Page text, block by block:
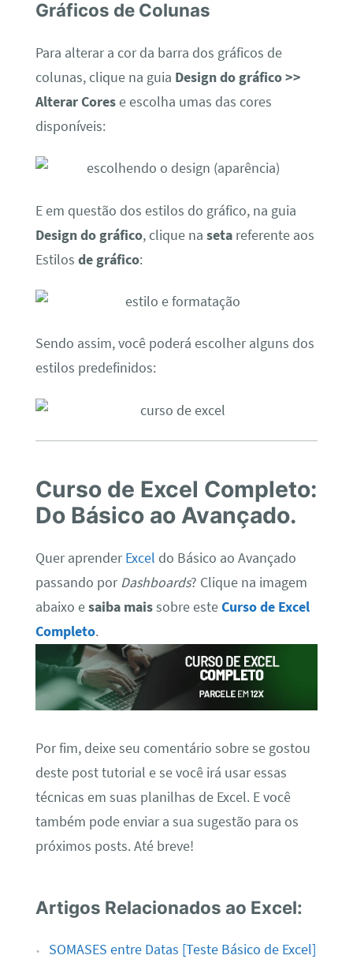
Gráficos de Colunas
Para alterar a cor da barra dos gráficos de
colunas, clique na guia Design do gráfico >>
Alterar Corese escolha umas das cores
disponíveis:
E em questão dos estilos do gráfico, na guia
Design do gráfico, clique na setareferente aos
Estilos de gráfico:
Sendo assim, você poderá escolher alguns dos
estilos predefinidos:
Curso de Excel Completo:
Do Básico ao Avançado.
Quer aprenderExcel do Básico ao Avançado
passando porDashboards? Clique na imagem
abaixo esaiba maissobre esteCurso de Excel
Completo.
Por fim, deixe seu comentário sobre se gostou
deste post tutorial e se você irá usar essas
técnicas em suas planilhas de Excel. E você
também pode enviar a sua sugestão para os
próximos posts. Até breve!
Artigos Relacionados ao Excel:
SOMASES entre Datas [Teste Básico de Excel]